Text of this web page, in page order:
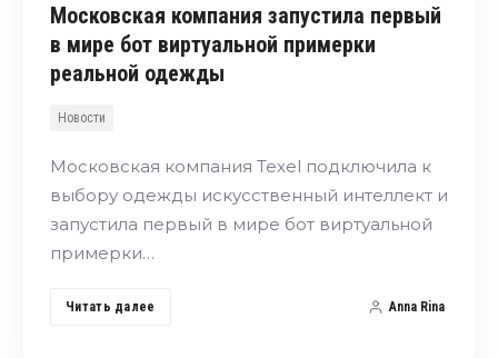
Московская компания запустила первый
в мире бот виртуальной примерки
реальной одежды
Новости
Московская компания Texel подключила к
выбору одежды искусственный интеллект и
запустила первый в мире бот виртуальной
примерки…
Читать далее Anna Rina